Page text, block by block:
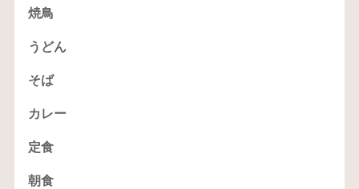
焼鳥
うどん
そば
カレー
定食
朝食